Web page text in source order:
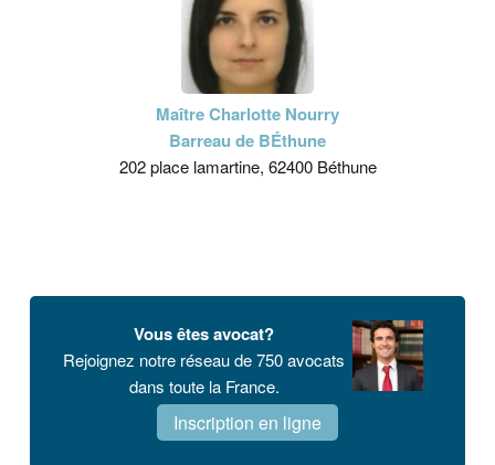
Maître Charlotte Nourry
Barreau de BÉthune
202 place lamartine, 62400 Béthune
Vous êtes avocat?
Rejoignez notre réseau de 750 avocats
dans toute la France.
Inscription en ligne